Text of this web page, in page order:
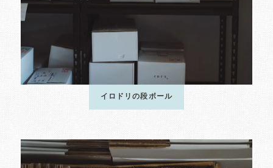
イロドリの段ボール